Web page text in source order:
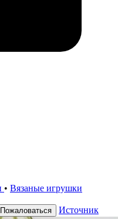
• Вязаные игрушки
Пожаловаться Источник